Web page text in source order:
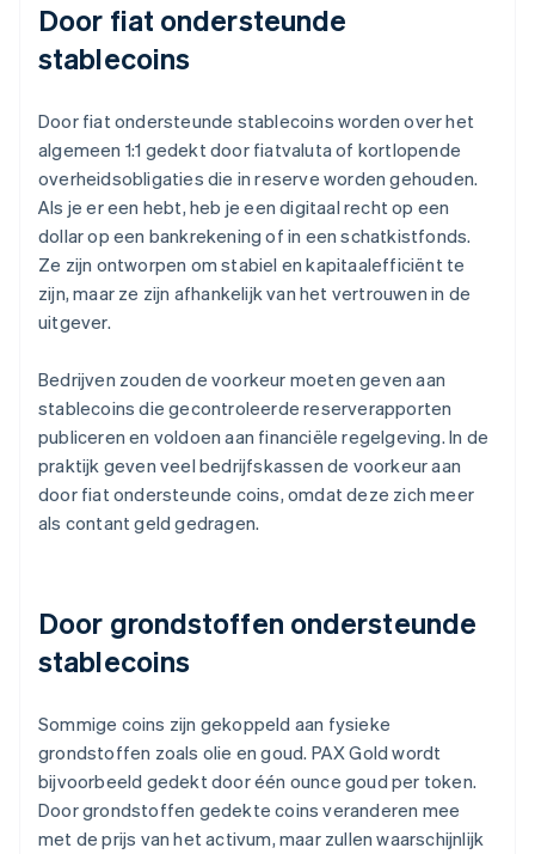
Door fiat ondersteunde
stablecoins
Door fiat ondersteunde stablecoins worden over het
algemeen 1:1 gedekt door fiatvaluta of kortlopende
overheidsobligaties die in reserve worden gehouden.
Als je er een hebt, heb je een digitaal recht op een
dollar op een bankrekening of in een schatkistfonds.
Ze zijn ontworpen om stabiel en kapitaalefficiënt te
zijn, maar ze zijn afhankelijk van het vertrouwen in de
uitgever.
Bedrijven zouden de voorkeur moeten geven aan
stablecoins die gecontroleerde reserverapporten
publiceren en voldoen aan financiële regelgeving. In de
praktijk geven veel bedrijfskassen de voorkeur aan
door fiat ondersteunde coins, omdat deze zich meer
als contant geld gedragen.
Door grondstoffen ondersteunde
stablecoins
Sommige coins zijn gekoppeld aan fysieke
grondstoffen zoals olie en goud. PAX Gold wordt
bijvoorbeeld gedekt door één ounce goud per token.
Door grondstoffen gedekte coins veranderen mee
met de prijs van het activum, maar zullen waarschijnlijk